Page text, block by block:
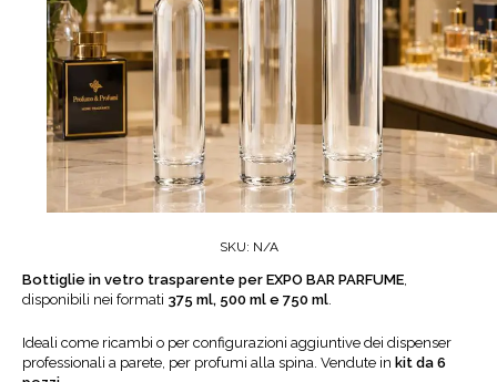
SKU: N/A
Bottiglie in vetro trasparente per EXPO BAR PARFUME,
disponibili nei formati 375 ml, 500 ml e 750 ml.
Ideali come ricambi o per configurazioni aggiuntive dei dispenser
professionali a parete, per profumi alla spina. Vendute in kit da 6